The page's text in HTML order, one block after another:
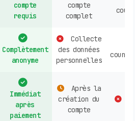
compte
requis
compte
complet
Complètement
anonyme
Collecte
des données
personnelles
Immédiat
après
paiement
Après la
création du
compte